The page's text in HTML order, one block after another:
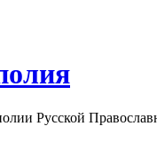
Русской